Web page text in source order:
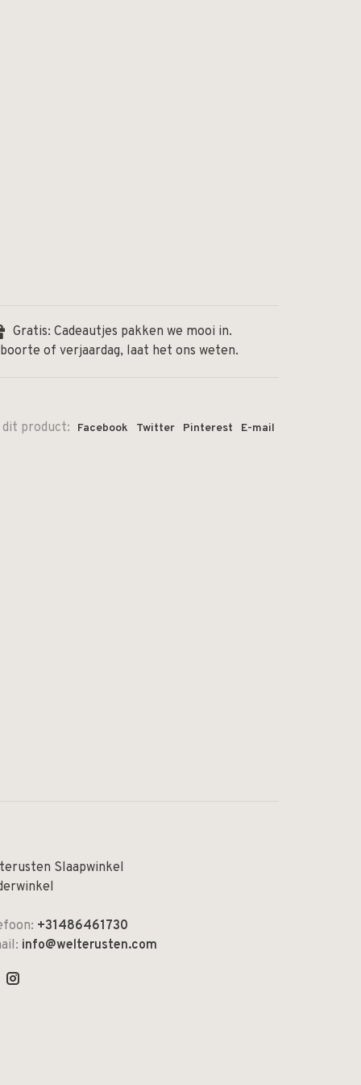
Gratis: Cadeautjes pakken we mooi in.
of verjaardag, laat het ons weten.
product: Facebook Twitter Pinterest E-mail
Slaapwinkel
+31486461730
info@welterusten.com